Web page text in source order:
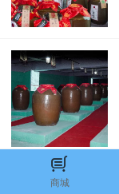
商城